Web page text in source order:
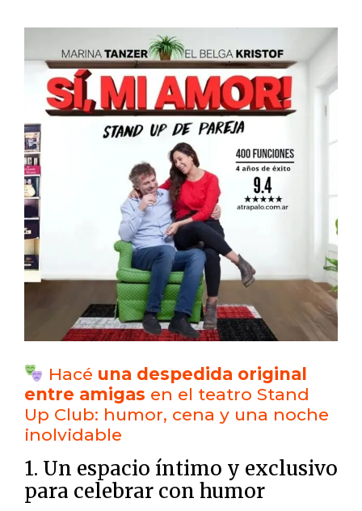
Hacé una despedida original
entre amigas en el teatro Stand
Up Club: humor, cena y una noche
inolvidable
1. Un espacio íntimo y exclusivo
para celebrar con humor